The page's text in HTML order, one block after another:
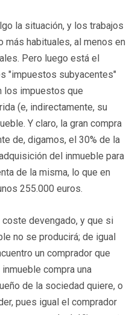
la situación, y los trabajos
más habituales, al menos en
Pero luego está el
"impuestos subyacentes"
los impuestos que
(e, indirectamente, su
Y claro, la gran compra
de, digamos, el 30% de la
del inmueble para
de la misma, lo que en
255.000 euros.
devengado, y que si
no se producirá; de igual
un comprador que
compra una
de la sociedad quiere, o
pues igual el comprador